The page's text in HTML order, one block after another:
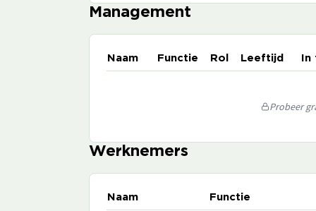
Management
Naam Functie Rol Leeftijd
Probeer
Werknemers
Naam Functie